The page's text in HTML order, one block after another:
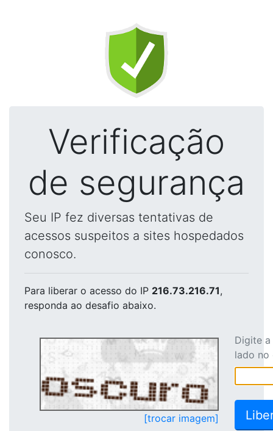
Verificação
de segurança
Seu IP fez diversas tentativas de
acessos suspeitos a sites hospedados
conosco.
Para liberar o acesso do IP 216.73.216.71,
responda ao desafio abaixo.
[trocar imagem]
Digite
lado no